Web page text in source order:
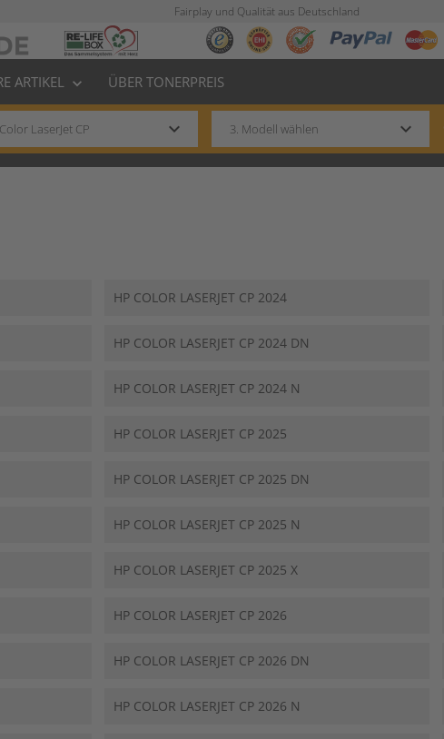
Fairplay und Qualität aus Deutschland
ARTIKEL keyboard_arrow_down ÜBER TONERPREIS
keyboard_arrow_down keyboard_arrow_down
HP COLOR LASERJET CP 2024
HP COLOR LASERJET CP 2024 DN
HP COLOR LASERJET CP 2024 N
HP COLOR LASERJET CP 2025
HP COLOR LASERJET CP 2025 DN
HP COLOR LASERJET CP 2025 N
HP COLOR LASERJET CP 2025 X
HP COLOR LASERJET CP 2026
HP COLOR LASERJET CP 2026 DN
HP COLOR LASERJET CP 2026 N